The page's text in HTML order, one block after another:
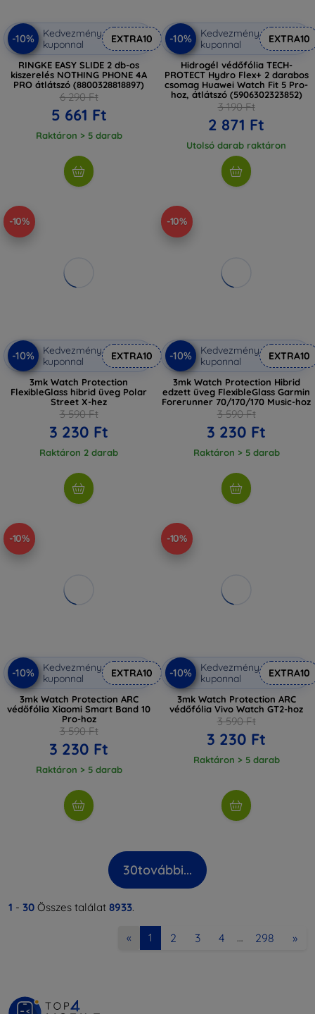
-10%
Kedvezmény
kuponnal
EXTRA10
RINGKE EASY SLIDE 2 db-os
kiszerelés NOTHING PHONE 4A
PRO átlátszó (8800328818897)
6 290 Ft
5 661 Ft
Raktáron > 5 darab
-10%
Kedvezmény
kuponnal
EXTRA10
Hidrogél védőfólia TECH-
PROTECT Hydro Flex+ 2 darabos
csomag Huawei Watch Fit 5 Pro-
hoz, átlátszó (5906302323852)
3 190 Ft
2 871 Ft
Utolsó darab raktáron
-10%
-10%
Kedvezmény
kuponnal
EXTRA10
3mk Watch Protection
FlexibleGlass hibrid üveg Polar
Street X-hez
3 590 Ft
3 230 Ft
Raktáron 2 darab
-10%
-10%
Kedvezmény
kuponnal
EXTRA10
3mk Watch Protection Hibrid
edzett üveg FlexibleGlass Garmin
Forerunner 70/170/170 Music-hoz
3 590 Ft
3 230 Ft
Raktáron > 5 darab
-10%
-10%
Kedvezmény
kuponnal
EXTRA10
3mk Watch Protection ARC
védőfólia Xiaomi Smart Band 10
Pro-hoz
3 590 Ft
3 230 Ft
Raktáron > 5 darab
-10%
-10%
Kedvezmény
kuponnal
EXTRA10
3mk Watch Protection ARC
védőfólia Vivo Watch GT2-hoz
3 590 Ft
3 230 Ft
Raktáron > 5 darab
30további...
1 - 30 Összes találat 8933.
« 1 2 3 4 … 298 »